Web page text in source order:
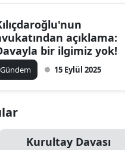
açıklama:
bir ilgimiz yok!
Gündem 15 Eylül 2025
Kurultay Davası